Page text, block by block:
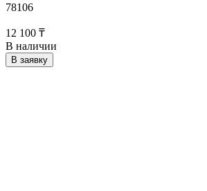
78106
12 100 ₸
В наличии
В заявку